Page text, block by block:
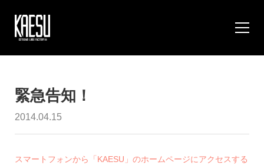
緊急告知！
2014.04.15
スマートフォンから「KAESU」のホームページにアクセスする